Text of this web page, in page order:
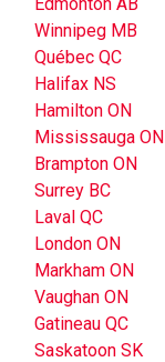
Winnipeg MB
Québec QC
Halifax NS
Hamilton ON
Mississauga ON
Brampton ON
Surrey BC
Laval QC
London ON
Markham ON
Vaughan ON
Gatineau QC
Saskatoon SK